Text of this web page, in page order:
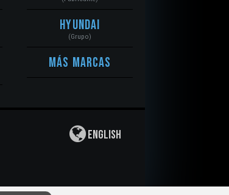
Hyundai
(Grupo)
Más Marcas
English
Derechos de Autor